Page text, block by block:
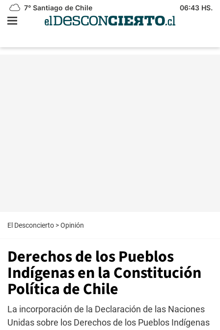
7° Santiago de Chile 06:43 HS.
El Desconcierto >Opinión
Derechos de los Pueblos
Indígenas en la Constitución
Política de Chile
La incorporación de la Declaración de las Naciones
Unidas sobre los Derechos de los Pueblos Indígenas